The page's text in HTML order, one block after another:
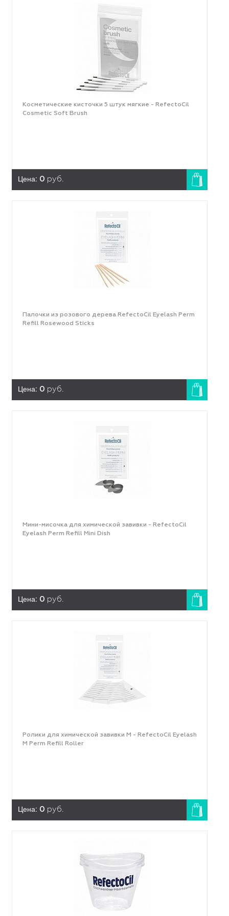
Косметические кисточки 5 штук мягкие - RefectoCil
Cosmetic Soft Brush
Цена: 0 руб.
Палочки из розового дерева RefectoCil Eyelash Perm
Refill Rosewood Sticks
Цена: 0 руб.
Мини-мисочка для химической завивки - RefectoCil
Eyelash Perm Refill Mini Dish
Цена: 0 руб.
Ролики для химической завивки M - RefectoCil Eyelash
M Perm Refill Roller
Цена: 0 руб.